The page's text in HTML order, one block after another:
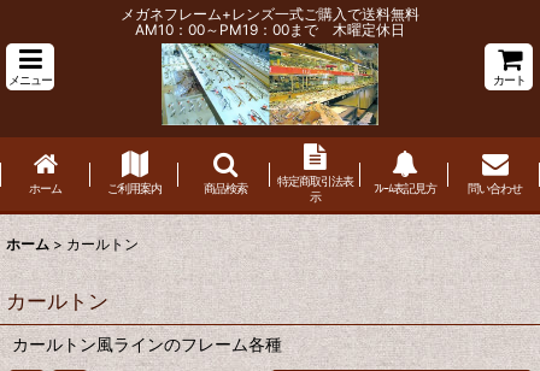
メガネフレーム+レンズ一式ご購入で送料無料
AM10：00～PM19：00まで 木曜定休日
メニュー カート
ホーム ご利用案内 商品検索
特定商取引法表
示
ﾌﾚｰﾑ表記見方 問い合わせ
ホーム > カールトン
カールトン
カールトン風ラインのフレーム各種